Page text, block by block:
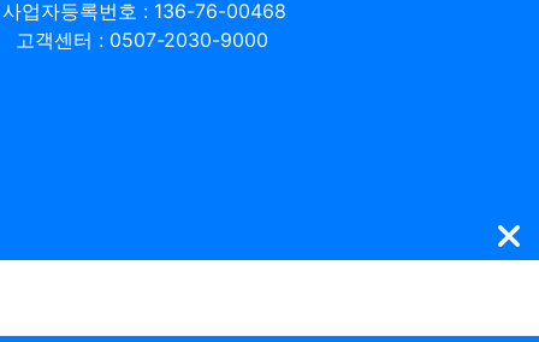
사업자등록번호 : 136-76-00468
고객센터 : 0507-2030-9000